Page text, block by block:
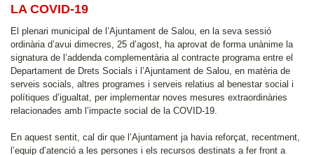
LA COVID-19
El plenari municipal de l’Ajuntament de Salou, en la seva sessió
ordinària d’avui dimecres, 25 d’agost, ha aprovat de forma unànime la
signatura de l’addenda complementària al contracte programa entre el
Departament de Drets Socials i l’Ajuntament de Salou, en matèria de
serveis socials, altres programes i serveis relatius al benestar social i
polítiques d’igualtat, per implementar noves mesures extraordinàries
relacionades amb l’impacte social de la COVID-19.
En aquest sentit, cal dir que l’Ajuntament ja havia reforçat, recentment,
l’equip d’atenció a les persones i els recursos destinats a fer front a